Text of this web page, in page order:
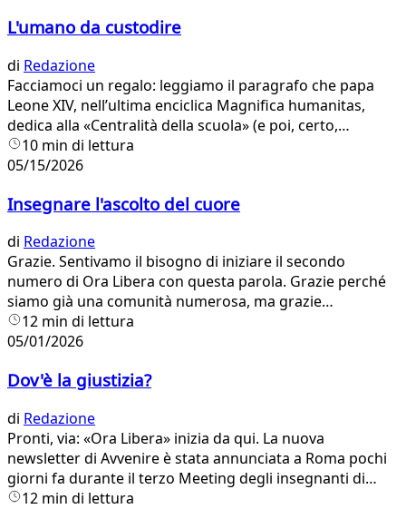
L'umano da custodire
di Redazione
Facciamoci un regalo: leggiamo il paragrafo che papa
Leone XIV, nell’ultima enciclica Magnifica humanitas,
dedica alla «Centralità della scuola» (e poi, certo,
leggiamo l’enciclica tutta: alla fine di queste righe vi
proponiamo alcuni approfondimenti pubblicati in questi
10 min di lettura
05/15/2026
Insegnare l'ascolto del cuore
di Redazione
Grazie. Sentivamo il bisogno di iniziare il secondo
numero di Ora Libera con questa parola. Grazie perché
siamo già una comunità numerosa, ma grazie
soprattutto per i consigli, le domande e le proposte che
state facendo scrivendo alla nostra mail
12 min di lettura
05/01/2026
Dov'è la giustizia?
di Redazione
Pronti, via: «Ora Libera» inizia da qui. La nuova
newsletter di Avvenire è stata annunciata a Roma pochi
giorni fa durante il terzo Meeting degli insegnanti di
religione, concluso con l’udienza di papa Leone XIV
12 min di lettura